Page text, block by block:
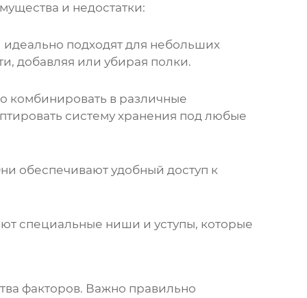
и недостатки:
подходят для небольших
добавляя или убирая полки.
комбинировать в различные
систему хранения под любые
обеспечивают удобный доступ к
специальные ниши и уступы, которые
факторов. Важно правильно